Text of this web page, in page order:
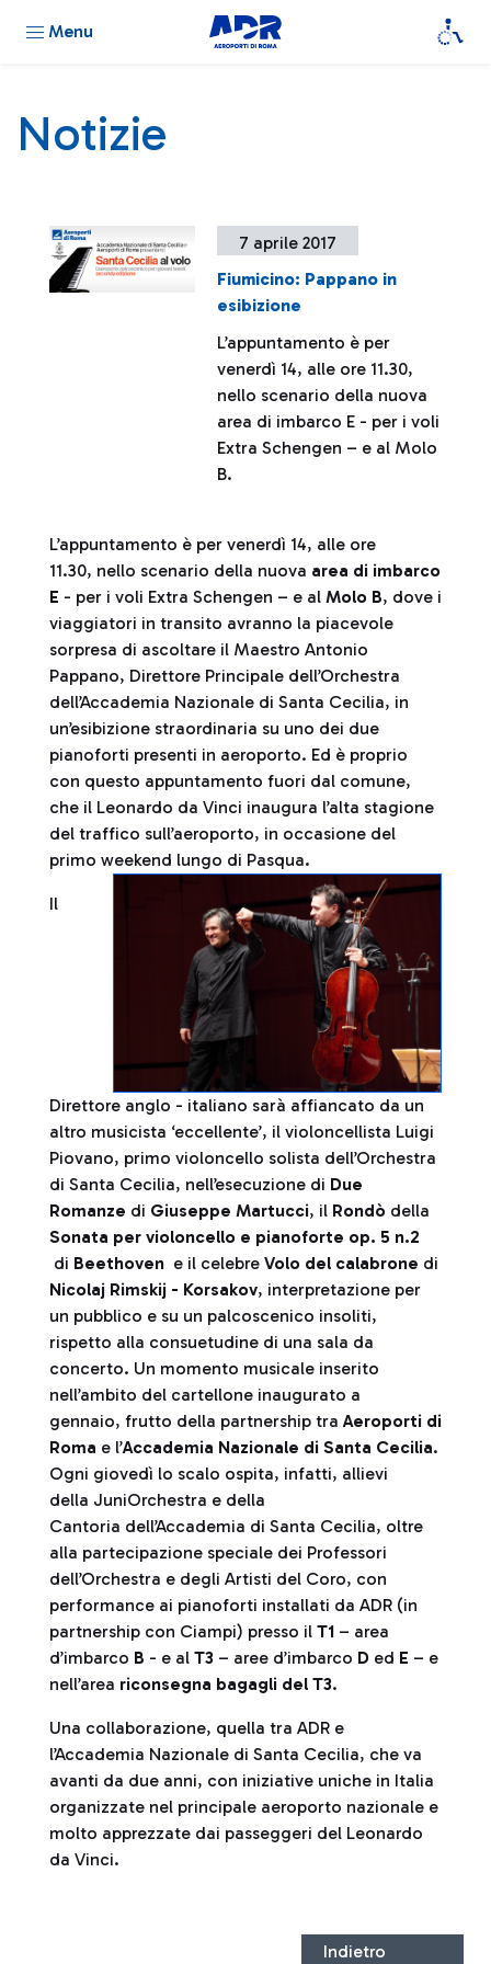
Menu
Notizie
7 aprile 2017
Fiumicino: Pappano in
esibizione
L’appuntamento è per
venerdì 14, alle ore 11.30,
nello scenario della nuova
area di imbarco E - per i voli
Extra Schengen – e al Molo
B.
L’appuntamento è per venerdì 14, alle ore
11.30, nello scenario della nuova area di imbarco
E - per i voli Extra Schengen – e al Molo B, dove i
viaggiatori in transito avranno la piacevole
sorpresa di ascoltare il Maestro Antonio
Pappano, Direttore Principale dell’Orchestra
dell’Accademia Nazionale di Santa Cecilia, in
un’esibizione straordinaria su uno dei due
pianoforti presenti in aeroporto. Ed è proprio
con questo appuntamento fuori dal comune,
che il Leonardo da Vinci inaugura l’alta stagione
del traffico sull’aeroporto, in occasione del
primo weekend lungo di Pasqua.
Il
Direttore anglo - italiano sarà affiancato da un
altro musicista ‘eccellente’, il violoncellista Luigi
Piovano, primo violoncello solista dell’Orchestra
di Santa Cecilia, nell’esecuzione di Due
Romanze di Giuseppe Martucci, il Rondò della
Sonata per violoncello e pianoforte op. 5 n.2
di Beethoven e il celebre Volo del calabrone di
Nicolaj Rimskij - Korsakov, interpretazione per
un pubblico e su un palcoscenico insoliti,
rispetto alla consuetudine di una sala da
concerto. Un momento musicale inserito
nell’ambito del cartellone inaugurato a
gennaio, frutto della partnership traAeroporti di
Roma e l’Accademia Nazionale di Santa Cecilia.
Ogni giovedì lo scalo ospita, infatti, allievi
della JuniOrchestra e della
Cantoria dell’Accademia di Santa Cecilia, oltre
alla partecipazione speciale dei Professori
dell’Orchestra e degli Artisti del Coro, con
performance ai pianoforti installati da ADR (in
partnership con Ciampi) presso il T1 – area
d’imbarco B - e al T3 – aree d’imbarco D ed E – e
nell’area riconsegna bagagli del T3.
Una collaborazione, quella tra ADR e
l’Accademia Nazionale di Santa Cecilia, che va
avanti da due anni, con iniziative uniche in Italia
organizzate nel principale aeroporto nazionale e
molto apprezzate dai passeggeri del Leonardo
da Vinci.
Indietro